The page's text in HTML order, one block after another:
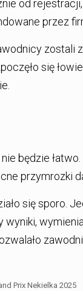
od
przez
zostali
się
będzie
przymrozki
się sporo.
wyniki,